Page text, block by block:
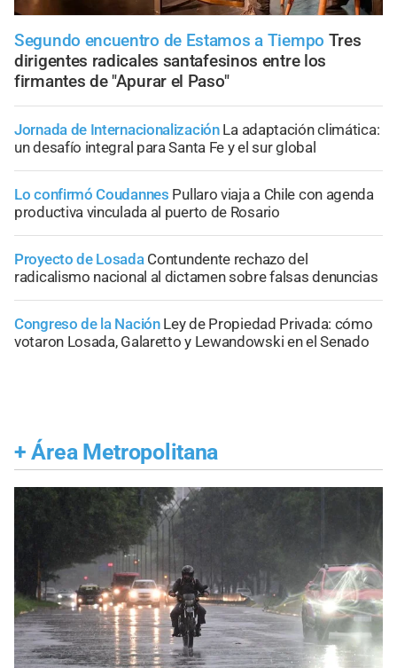
Segundo encuentro de Estamos a Tiempo Tres
dirigentes radicales santafesinos entre los
firmantes de "Apurar el Paso"
Jornada de Internacionalización La adaptación climática:
un desafío integral para Santa Fe y el sur global
Lo confirmó Coudannes Pullaro viaja a Chile con agenda
productiva vinculada al puerto de Rosario
Proyecto de Losada Contundente rechazo del
radicalismo nacional al dictamen sobre falsas denuncias
Congreso de la Nación Ley de Propiedad Privada: cómo
votaron Losada, Galaretto y Lewandowski en el Senado
+ Área Metropolitana